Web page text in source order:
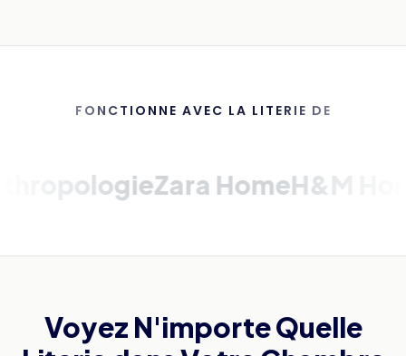
FONCTIONNE AVEC LA LITERIE DE
Zara HomeH&M Home
Voyez N'importe Quelle